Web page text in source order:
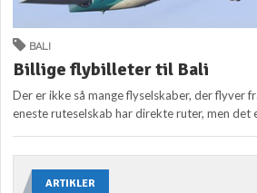
BALI
Billige flybilleter til Bali
Der er ikke så mange flyselskaber, der flyver
eneste ruteselskab har direkte ruter, men det
ARTIKLER